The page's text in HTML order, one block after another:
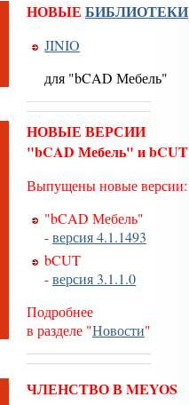
НОВЫЕ БИБЛИОТЕКИ
JINIO
для "bCAD Мебель"
НОВЫЕ ВЕРСИИ
"bCAD Мебель" и bCUT
Выпущены новые версии:
"bCAD Мебель"
-версия 4.1.1493
bCUT
-версия 3.1.1.0
Подробнее
в разделе "Новости"
ЧЛЕНСТВО В MEYOS